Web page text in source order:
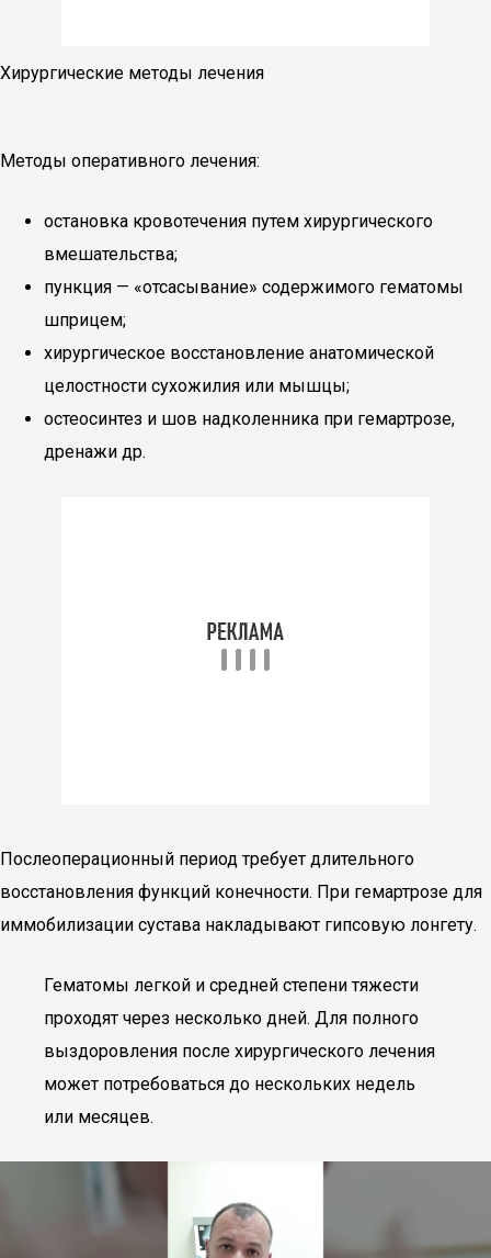
Хирургические методы лечения
Методы оперативного лечения:
остановка кровотечения путем хирургического
вмешательства;
пункция — «отсасывание» содержимого гематомы
шприцем;
хирургическое восстановление анатомической
целостности сухожилия или мышцы;
остеосинтез и шов надколенника при гемартрозе,
дренажи др.
Послеоперационный период требует длительного
восстановления функций конечности. При гемартрозе для
иммобилизации сустава накладывают гипсовую лонгету.
Гематомы легкой и средней степени тяжести
проходят через несколько дней. Для полного
выздоровления после хирургического лечения
может потребоваться до нескольких недель
или месяцев.